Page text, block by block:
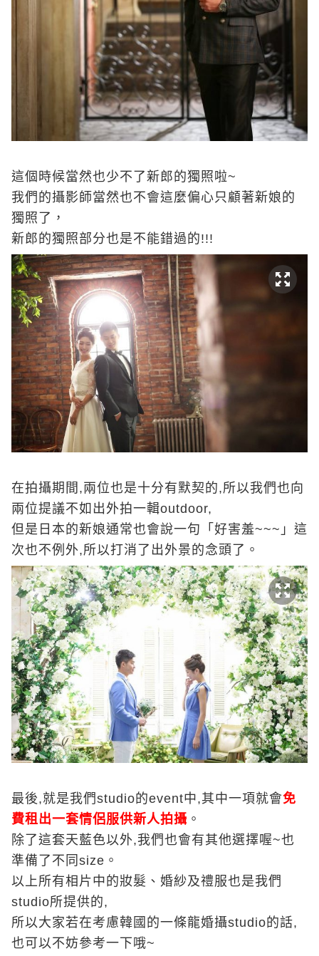
這個時候當然也少不了新郎的獨照啦~
我們的攝影師當然也不會這麼偏心只顧著新娘的
獨照了，
新郎的獨照部分也是不能錯過的!!!
在拍攝期間,兩位也是十分有默契的,所以我們也向
兩位提議不如出外拍一輯outdoor,
但是日本的新娘通常也會說一句「好害羞~~~」這
次也不例外,所以打消了出外景的念頭了。
最後,就是我們studio的event中,其中一項就會免
費租出一套情侶服供新人拍攝 。
除了這套天藍色以外,我們也會有其他選擇喔~也
準備了不同size。
以上所有相片中的妝髮、婚紗及禮服也是我們
studio所提供的,
所以大家若在考慮韓國的一條龍婚攝studio的話,
也可以不妨參考一下哦~